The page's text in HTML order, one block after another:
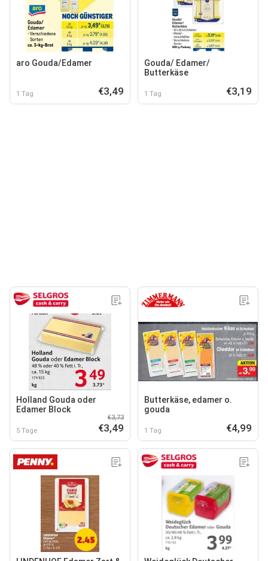
aro Gouda/Edamer
1 Tag €3,49
Gouda/ Edamer/
Butterkäse
1 Tag €3,19
Holland Gouda oder
Edamer Block
5 Tage
€3,73
€3,49
Butterkäse, edamer o.
gouda
1 Tag €4,99